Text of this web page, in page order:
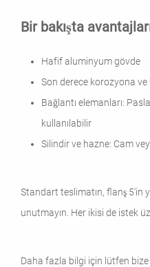
Bir bakışta
Hafif aluminyum gövde
Son derece korozyona ve
Bağlantı elemanları:
kullanılabilir
Silindir ve hazne: Cam
Standart teslimatın, flanş 5'in
unutmayın. Her ikisi de istek
Daha fazla bilgi için lütfen bize